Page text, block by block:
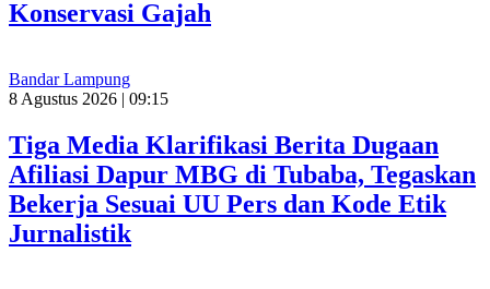
Konservasi Gajah
Bandar Lampung
8 Agustus 2026 | 09:15
Tiga Media Klarifikasi Berita Dugaan
Afiliasi Dapur MBG di Tubaba, Tegaskan
Bekerja Sesuai UU Pers dan Kode Etik
Jurnalistik